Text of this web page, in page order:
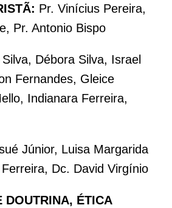
Pr. Vinícius Pereira,
Pr. Antonio Bispo
Débora Silva, Israel
Fernandes, Gleice
Indianara Ferreira,
Júnior, Luisa Margarida
Dc. David Virgínio
DOUTRINA, ÉTICA